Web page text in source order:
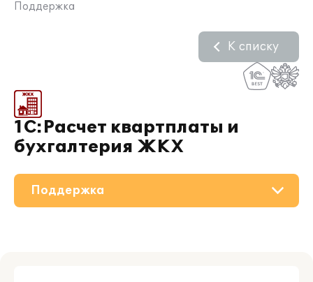
Поддержка
1С:Расчет квартплаты и
бухгалтерия ЖКХ
К списку
Поддержка